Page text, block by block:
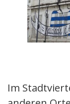
Im